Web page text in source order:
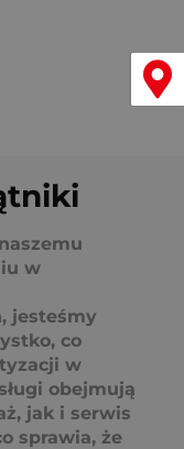
w
jesteśmy
co
w
obejmują
jak i serwis
sprawia, że
Menu